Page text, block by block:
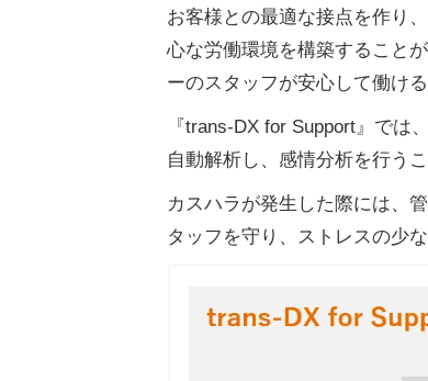
お客様との最適な接点を作り
心な労働環境を構築すること
ーのスタッフが安心して働け
『trans-DX for Support』で
自動解析し、感情分析を行う
カスハラが発生した際には、
タッフを守り、ストレスの少